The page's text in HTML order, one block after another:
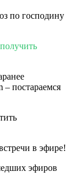
по господину
получить
– постараемся
в эфире!
эфиров